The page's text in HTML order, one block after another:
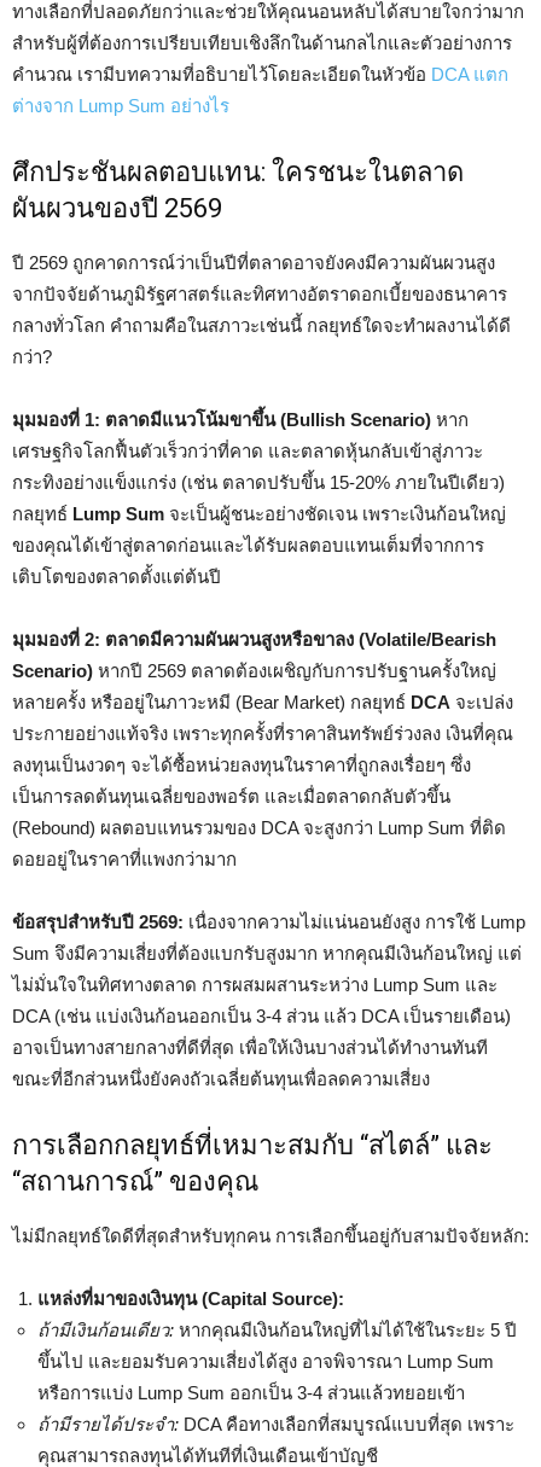
ทางเลือกที่ปลอดภัยกว่าและช่วยให้คุณนอนหลับได้สบายใจกว่ามาก
สำหรับผู้ที่ต้องการเปรียบเทียบเชิงลึกในด้านกลไกและตัวอย่างการ
คำนวณ เรามีบทความที่อธิบายไว้โดยละเอียดในหัวข้อ DCA แตก
ต่างจาก Lump Sum อย่างไร
ศึกประชันผลตอบแทน: ใครชนะในตลาด
ผันผวนของปี 2569
ปี 2569 ถูกคาดการณ์ว่าเป็นปีที่ตลาดอาจยังคงมีความผันผวนสูง
จากปัจจัยด้านภูมิรัฐศาสตร์และทิศทางอัตราดอกเบี้ยของธนาคาร
กลางทั่วโลก คำถามคือในสภาวะเช่นนี้ กลยุทธ์ใดจะทำผลงานได้ดี
กว่า?
มุมมองที่ 1: ตลาดมีแนวโน้มขาขึ้น (Bullish Scenario) หาก
เศรษฐกิจโลกฟื้นตัวเร็วกว่าที่คาด และตลาดหุ้นกลับเข้าสู่ภาวะ
กระทิงอย่างแข็งแกร่ง (เช่น ตลาดปรับขึ้น 15-20% ภายในปีเดียว)
กลยุทธ์ Lump Sum จะเป็นผู้ชนะอย่างชัดเจน เพราะเงินก้อนใหญ่
ของคุณได้เข้าสู่ตลาดก่อนและได้รับผลตอบแทนเต็มที่จากการ
เติบโตของตลาดตั้งแต่ต้นปี
มุมมองที่ 2: ตลาดมีความผันผวนสูงหรือขาลง (Volatile/Bearish
Scenario) หากปี 2569 ตลาดต้องเผชิญกับการปรับฐานครั้งใหญ่
หลายครั้ง หรืออยู่ในภาวะหมี (Bear Market) กลยุทธ์ DCA จะเปล่ง
ประกายอย่างแท้จริง เพราะทุกครั้งที่ราคาสินทรัพย์ร่วงลง เงินที่คุณ
ลงทุนเป็นงวดๆ จะได้ซื้อหน่วยลงทุนในราคาที่ถูกลงเรื่อยๆ ซึ่ง
เป็นการลดต้นทุนเฉลี่ยของพอร์ต และเมื่อตลาดกลับตัวขึ้น
(Rebound) ผลตอบแทนรวมของ DCA จะสูงกว่า Lump Sum ที่ติด
ดอยอยู่ในราคาที่แพงกว่ามาก
ข้อสรุปสำหรับปี 2569: เนื่องจากความไม่แน่นอนยังสูง การใช้ Lump
Sum จึงมีความเสี่ยงที่ต้องแบกรับสูงมาก หากคุณมีเงินก้อนใหญ่ แต่
ไม่มั่นใจในทิศทางตลาด การผสมผสานระหว่าง Lump Sum และ
DCA (เช่น แบ่งเงินก้อนออกเป็น 3-4 ส่วน แล้ว DCA เป็นรายเดือน)
อาจเป็นทางสายกลางที่ดีที่สุด เพื่อให้เงินบางส่วนได้ทำงานทันที
ขณะที่อีกส่วนหนึ่งยังคงถัวเฉลี่ยต้นทุนเพื่อลดความเสี่ยง
การเลือกกลยุทธ์ที่เหมาะสมกับ “สไตล์” และ
“สถานการณ์” ของคุณ
ไม่มีกลยุทธ์ใดดีที่สุดสำหรับทุกคน การเลือกขึ้นอยู่กับสามปัจจัยหลัก:
แหล่งที่มาของเงินทุน (Capital Source):
ถ้ามีเงินก้อนเดียว: หากคุณมีเงินก้อนใหญ่ที่ไม่ได้ใช้ในระยะ 5 ปี
ขึ้นไป และยอมรับความเสี่ยงได้สูง อาจพิจารณา Lump Sum
หรือการแบ่ง Lump Sum ออกเป็น 3-4 ส่วนแล้วทยอยเข้า
ถ้ามีรายได้ประจำ: DCA คือทางเลือกที่สมบูรณ์แบบที่สุด เพราะ
คุณสามารถลงทุนได้ทันทีที่เงินเดือนเข้าบัญชี